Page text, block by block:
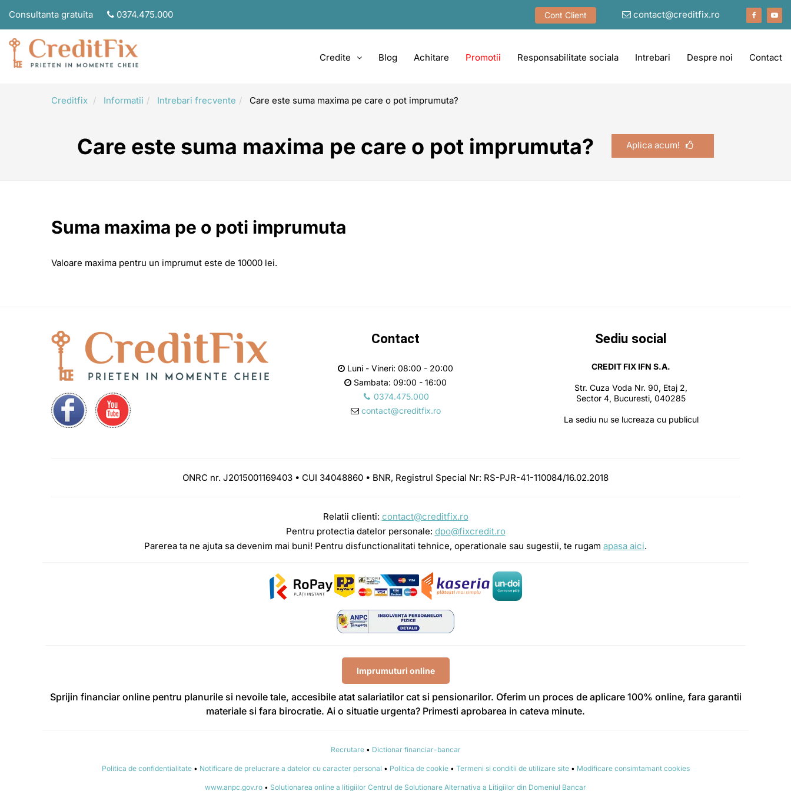
Consultanta gratuita 0374.475.000 Cont Client contact@creditfix.ro
Credite Blog Achitare Promotii Responsabilitate sociala Intrebari Despre noi Contact
Creditfix Informatii Intrebari frecvente Care este suma maxima pe care o pot imprumuta?
Care este suma maxima pe care o pot imprumuta? Aplica acum!
Suma maxima pe o poti imprumuta
Valoare maxima pentru un imprumut este de 10000 lei.
Contact
Luni - Vineri: 08:00 - 20:00
Sambata: 09:00 - 16:00
0374.475.000
contact@creditfix.ro
Sediu social
CREDIT FIX IFN S.A.
Str. Cuza Voda Nr. 90, Etaj 2,
Sector 4, Bucuresti, 040285
La sediu nu se lucreaza cu publicul
ONRC nr. J2015001169403 • CUI 34048860 • BNR, Registrul Special Nr: RS-PJR-41-110084/16.02.2018
Relatii clienti: contact@creditfix.ro
Pentru protectia datelor personale: dpo@fixcredit.ro
Parerea ta ne ajuta sa devenim mai buni! Pentru disfunctionalitati tehnice, operationale sau sugestii, te rugam apasa aici.
Imprumuturi online
Sprijin financiar online pentru planurile si nevoile tale, accesibile atat salariatilor cat si pensionarilor. Oferim un proces de aplicare 100% online, fara garantii
materiale si fara birocratie. Ai o situatie urgenta? Primesti aprobarea in cateva minute.
Recrutare• Dictionar financiar-bancar
Politica de confidentialitate• Notificare de prelucrare a datelor cu caracter personal • Politica de cookie• Termeni si conditii de utilizare site• Modificare consimtamant cookies
www.anpc.gov.ro • Solutionarea online a litigiilor Centrul de Solutionare Alternativa a Litigiilor din Domeniul Bancar